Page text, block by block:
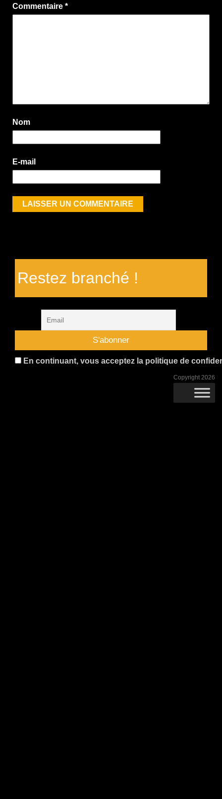
Commentaire *
Nom
E-mail
Restez branché !
En continuant, vous acceptez la politique de
Copyright 2026